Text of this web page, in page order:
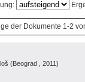
der Dokumente 1-2
(Beograd , 2011)